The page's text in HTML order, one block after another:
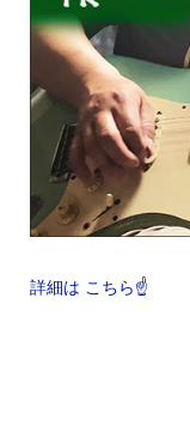
詳細は こちら☝️